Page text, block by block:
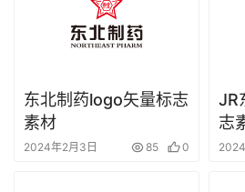
东北制药logo矢量标志
素材
2024年2月3日 85 0
JR
志